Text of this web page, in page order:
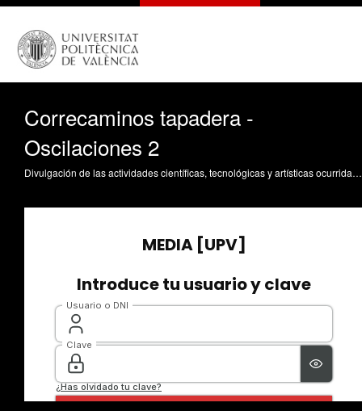
Correcaminos tapadera -
Oscilaciones 2
Divulgación de las actividades científicas, tecnológicas y artísticas ocurridas en los tres campus de la UPV